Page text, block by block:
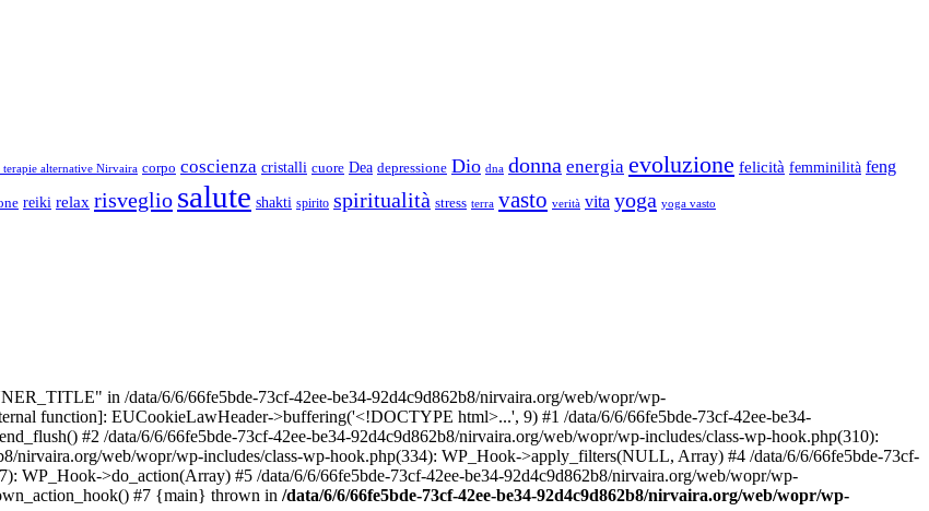
terapie alternative Nirvaira corpo coscienza cristalli cuore Dea depressione Dio dna donna energia evoluzione felicità femminilità feng
reiki relax risveglio salute shakti spirito spiritualità stress terra vasto verità vita yoga yoga vasto
in /data/6/6/66fe5bde-73cf-42ee-be34-92d4c9d862b8/nirvaira.org/web/wopr/wp-
function]: EUCookieLawHeader->buffering('<!DOCTYPE html>...', 9) #1 /data/6/6/66fe5bde-73cf-42ee-be34-
#2 /data/6/6/66fe5bde-73cf-42ee-be34-92d4c9d862b8/nirvaira.org/web/wopr/wp-includes/class-wp-hook.php(310):
nirvaira.org/web/wopr/wp-includes/class-wp-hook.php(334): WP_Hook->apply_filters(NULL, Array) #4 /data/6/6/66fe5bde-73cf-
WP_Hook->do_action(Array) #5 /data/6/6/66fe5bde-73cf-42ee-be34-92d4c9d862b8/nirvaira.org/web/wopr/wp-
#7 {main} thrown in /data/6/6/66fe5bde-73cf-42ee-be34-92d4c9d862b8/nirvaira.org/web/wopr/wp-